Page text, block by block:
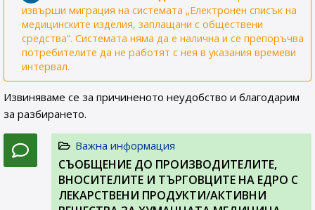
извърши миграция на системата „Електронен списък на
медицинските изделия, заплащани с обществени
средства“. Системата няма да е налична и се препоръчва
потребителите да не работят с нея в указания времеви
интервал.
Извиняваме се за причиненото неудобство и благодарим
за разбирането.
Важна информация
СЪОБЩЕНИЕ ДО ПРОИЗВОДИТЕЛИТЕ,
ВНОСИТЕЛИТЕ И ТЪРГОВЦИТЕ НА ЕДРО С
ЛЕКАРСТВЕНИ ПРОДУКТИ/АКТИВНИ